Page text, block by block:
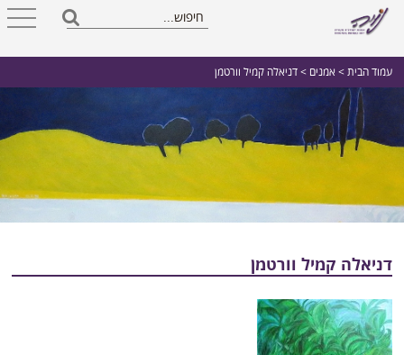
עמוד הבית > אמנים > דניאלה קמיל וורטמן
דניאלה קמיל וורטמן